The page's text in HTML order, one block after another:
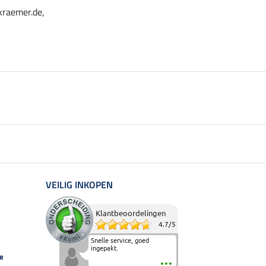
VEILIG INKOPEN
Klantbeoordelingen
4.7/5
Snelle service, goed
ingepakt.